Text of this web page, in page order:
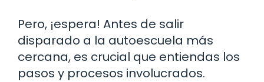
Pero, ¡espera! Antes de salir
disparado a la autoescuela más
cercana, es crucial que entiendas los
pasos y procesos involucrados.